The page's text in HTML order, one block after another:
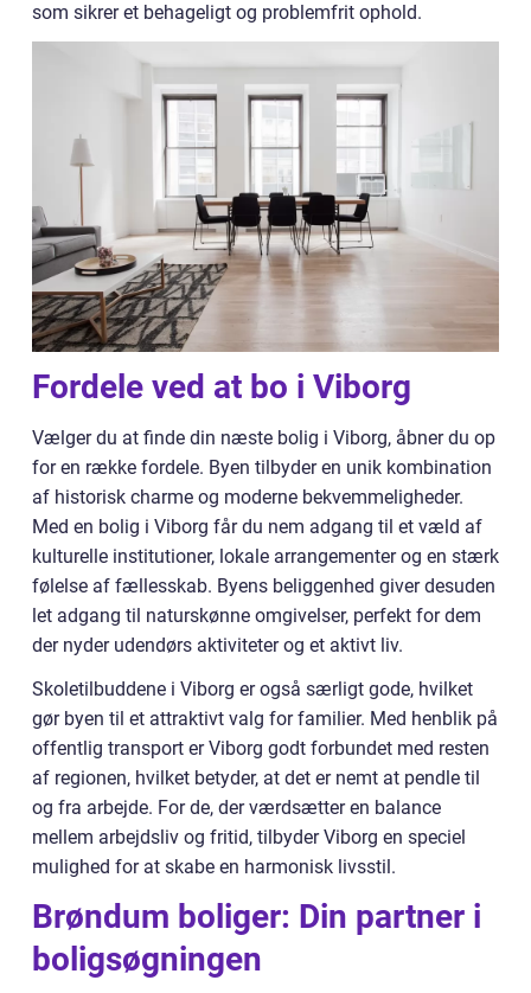
som sikrer et behageligt og problemfrit ophold.
Fordele ved at bo i Viborg
Vælger du at finde din næste bolig i Viborg, åbner du op
for en række fordele. Byen tilbyder en unik kombination
af historisk charme og moderne bekvemmeligheder.
Med en bolig i Viborg får du nem adgang til et væld af
kulturelle institutioner, lokale arrangementer og en stærk
følelse af fællesskab. Byens beliggenhed giver desuden
let adgang til naturskønne omgivelser, perfekt for dem
der nyder udendørs aktiviteter og et aktivt liv.
Skoletilbuddene i Viborg er også særligt gode, hvilket
gør byen til et attraktivt valg for familier. Med henblik på
offentlig transport er Viborg godt forbundet med resten
af regionen, hvilket betyder, at det er nemt at pendle til
og fra arbejde. For de, der værdsætter en balance
mellem arbejdsliv og fritid, tilbyder Viborg en speciel
mulighed for at skabe en harmonisk livsstil.
Brøndum boliger: Din partner i
boligsøgningen